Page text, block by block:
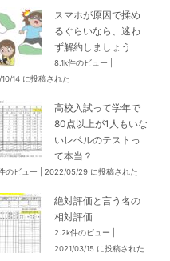
スマホが原因で揉め
るぐらいなら、迷わ
ず解約しましょう
8.1k件のビュー
14 に投稿された
高校入試って学年で
80点以上が1人もいな
いレベルのテストっ
て本当？
のビュー 2022/05/29 に投稿された
絶対評価と言う名の
相対評価
2.2k件のビュー
2021/03/15 に投稿された